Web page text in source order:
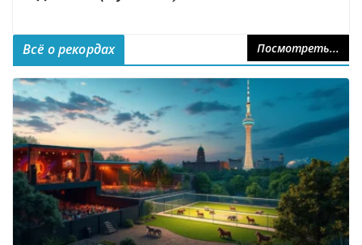
Всё о рекордах Посмотреть...